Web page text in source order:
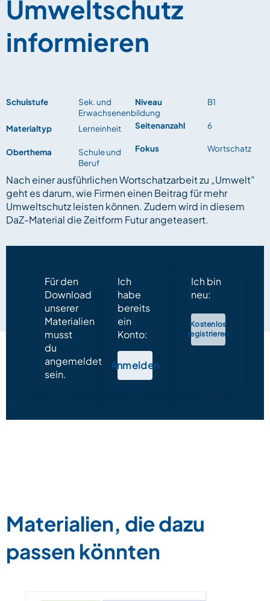
Umweltschutz
informieren
Schulstufe
Sek. und
Erwachsenenbildung
Materialtyp
Lerneinheit
Oberthema
Schule und
Beruf
Niveau B1
Seitenanzahl 6
Fokus Wortschatz
Nach einer ausführlichen Wortschatzarbeit zu „Umwelt”
geht es darum, wie Firmen einen Beitrag für mehr
Umweltschutz leisten können. Zudem wird in diesem
DaZ-Material die Zeitform Futur angeteasert.
Für den
Download
unserer
Materialien
musst
du
angemeldet
sein.
Ich
habe
bereits
ein
Konto:
Anmelden
Ich bin
neu:
Kostenlos
registrieren
Materialien, die dazu
passen könnten